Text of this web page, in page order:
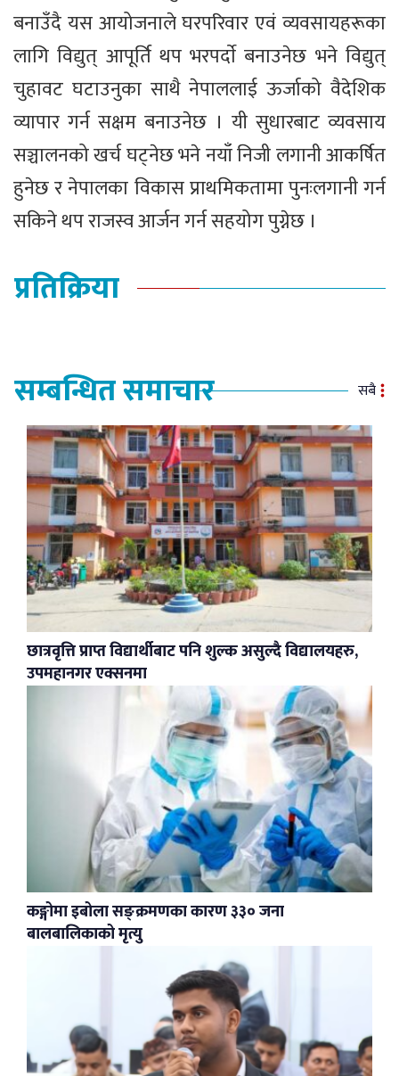
बनाउँदै यस आयोजनाले घरपरिवार एवं व्यवसायहरूका
लागि विद्युत् आपूर्ति थप भरपर्दाे बनाउनेछ भने विद्युत्
चुहावट घटाउनुका साथै नेपाललाई ऊर्जाको वैदेशिक
व्यापार गर्न सक्षम बनाउनेछ । यी सुधारबाट व्यवसाय
सञ्चालनको खर्च घट्नेछ भने नयाँ निजी लगानी आकर्षित
हुनेछ र नेपालका विकास प्राथमिकतामा पुनःलगानी गर्न
सकिने थप राजस्व आर्जन गर्न सहयोग पुग्नेछ ।
प्रतिक्रिया
सम्बन्धित समाचार सबै
छात्रवृत्ति प्राप्त विद्यार्थीबाट पनि शुल्क असुल्दै विद्यालयहरु,
उपमहानगर एक्सनमा
कङ्गोमा इबोला सङ्क्रमणका कारण ३३० जना
बालबालिकाको मृत्यु